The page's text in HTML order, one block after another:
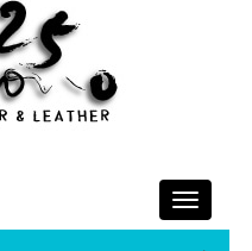
Toggle